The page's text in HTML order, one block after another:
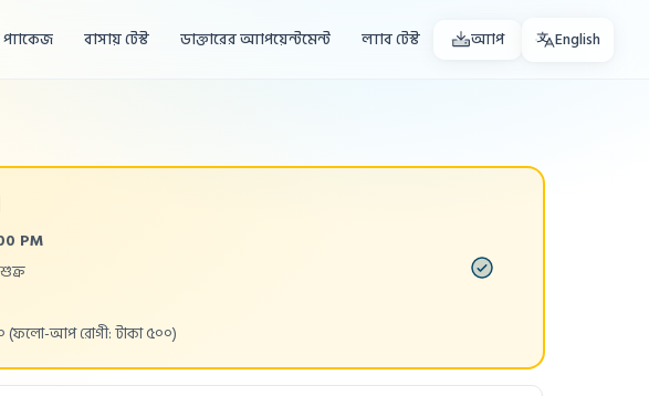
প্যাকেজ বাসায় টেস্ট ডাক্তারের অ্যাপয়েন্টমেন্ট ল্যাব টেস্ট অ্যাপ English
PM
(ফলো-আপ রোগী: টাকা ৫০০)